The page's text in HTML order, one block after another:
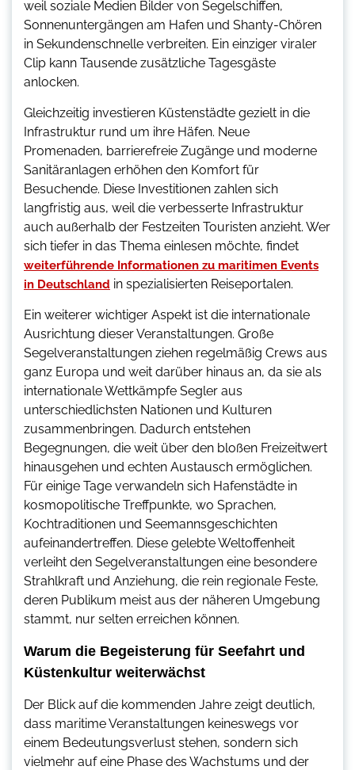
weil soziale Medien Bilder von Segelschiffen,
Sonnenuntergängen am Hafen und Shanty-Chören
in Sekundenschnelle verbreiten. Ein einziger viraler
Clip kann Tausende zusätzliche Tagesgäste
anlocken.
Gleichzeitig investieren Küstenstädte gezielt in die
Infrastruktur rund um ihre Häfen. Neue
Promenaden, barrierefreie Zugänge und moderne
Sanitäranlagen erhöhen den Komfort für
Besuchende. Diese Investitionen zahlen sich
langfristig aus, weil die verbesserte Infrastruktur
auch außerhalb der Festzeiten Touristen anzieht. Wer
sich tiefer in das Thema einlesen möchte, findet
weiterführende Informationen zu maritimen Events
in Deutschland in spezialisierten Reiseportalen.
Ein weiterer wichtiger Aspekt ist die internationale
Ausrichtung dieser Veranstaltungen. Große
Segelveranstaltungen ziehen regelmäßig Crews aus
ganz Europa und weit darüber hinaus an, da sie als
internationale Wettkämpfe Segler aus
unterschiedlichsten Nationen und Kulturen
zusammenbringen. Dadurch entstehen
Begegnungen, die weit über den bloßen Freizeitwert
hinausgehen und echten Austausch ermöglichen.
Für einige Tage verwandeln sich Hafenstädte in
kosmopolitische Treffpunkte, wo Sprachen,
Kochtraditionen und Seemannsgeschichten
aufeinandertreffen. Diese gelebte Weltoffenheit
verleiht den Segelveranstaltungen eine besondere
Strahlkraft und Anziehung, die rein regionale Feste,
deren Publikum meist aus der näheren Umgebung
stammt, nur selten erreichen können.
Warum die Begeisterung für Seefahrt und
Küstenkultur weiterwächst
Der Blick auf die kommenden Jahre zeigt deutlich,
dass maritime Veranstaltungen keineswegs vor
einem Bedeutungsverlust stehen, sondern sich
vielmehr auf eine Phase des Wachstums und der